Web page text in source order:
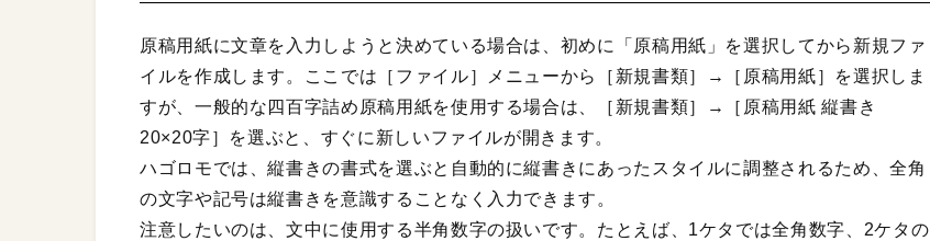
原稿用紙に文章を入力しようと決めている場合は、初めに「原稿用紙」を選択してから新規ファ
イルを作成します。ここでは［ファイル］メニューから［新規書類］→［原稿用紙］を選択しま
すが、一般的な四百字詰め原稿用紙を使用する場合は、［新規書類］→［原稿用紙 縦書き
20×20字］を選ぶと、すぐに新しいファイルが開きます。
ハゴロモでは、縦書きの書式を選ぶと自動的に縦書きにあったスタイルに調整されるため、全角
の文字や記号は縦書きを意識することなく入力できます。
注意したいのは、文中に使用する半角数字の扱いです。たとえば、1ケタでは全角数字、2ケタの